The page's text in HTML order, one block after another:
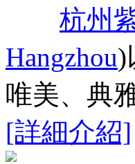
杭州
Hangzhou)
唯美、典
[詳細介紹]